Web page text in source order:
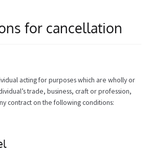
for cancellation
acting for purposes which are wholly or
trade, business, craft or profession,
contract on the following conditions: